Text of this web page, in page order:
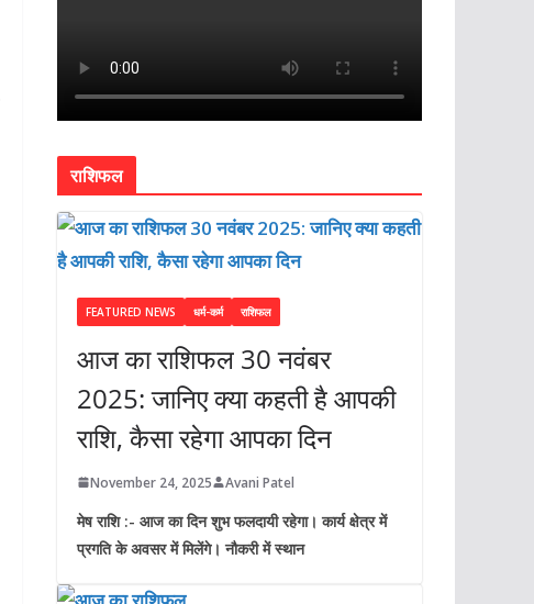
राशिफल
FEATURED NEWS धर्म-कर्म राशिफल
आज का राशिफल 30 नवंबर
2025: जानिए क्या कहती है आपकी
राशि, कैसा रहेगा आपका दिन
November 24, 2025 Avani Patel
मेष राशि :- आज का दिन शुभ फलदायी रहेगा। कार्य क्षेत्र में
प्रगति के अवसर में मिलेंगे। नौकरी में स्थान